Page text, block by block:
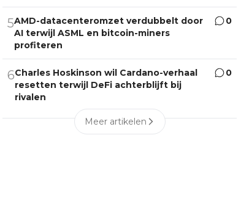
5AMD-datacenteromzet verdubbelt door
AI terwijl ASML en bitcoin-miners
profiteren
0
6Charles Hoskinson wil Cardano-verhaal
resetten terwijl DeFi achterblijft bij
rivalen
0
Meer artikelen